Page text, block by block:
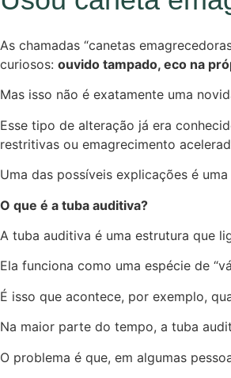
As chamadas “canetas
curiosos: ouvido tampado, eco na
Mas isso não é exatamente uma
Esse tipo de alteração já era
restritivas ou emagrecimento
Uma das possíveis explicações é
O que é a tuba auditiva?
A tuba auditiva é uma estrutura que
Ela funciona como uma espécie de
É isso que acontece, por exemplo,
Na maior parte do tempo, a tuba
O problema é que, em algumas